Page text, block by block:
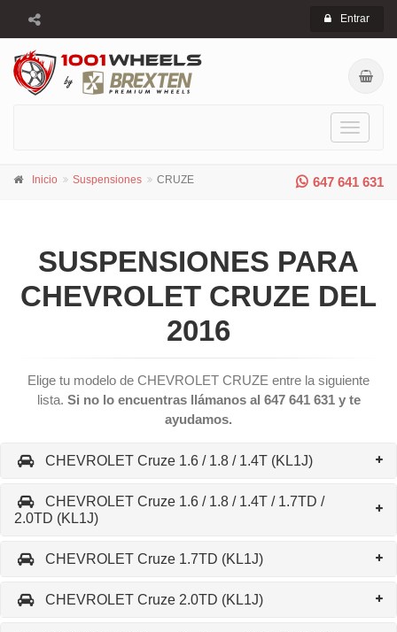
Entrar
Toggle
647 641 631
Inicio Suspensiones CRUZE
SUSPENSIONES PARA
CHEVROLET CRUZE DEL
2016
Elige tu modelo de CHEVROLET CRUZE entre la siguiente
lista. Si no lo encuentras llámanos al 647 641 631 y te
ayudamos.
CHEVROLET Cruze 1.6 / 1.8 / 1.4T (KL1J)
CHEVROLET Cruze 1.6 / 1.8 / 1.4T / 1.7TD /
2.0TD (KL1J)
CHEVROLET Cruze 1.7TD (KL1J)
CHEVROLET Cruze 2.0TD (KL1J)